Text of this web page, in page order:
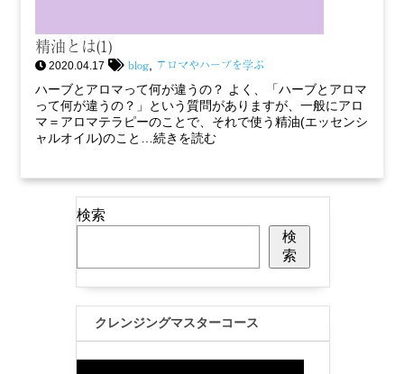
精油とは(1)
2020.04.17 blog アロマやハーブを学ぶ
ハーブとアロマって何が違うの？ よく、「ハーブとアロマ
って何が違うの？」という質問がありますが、一般にアロ
マ＝アロマテラピーのことで、それで使う精油(エッセンシ
ャルオイル)のこと…続きを読む
検索
検
索
クレンジングマスターコース